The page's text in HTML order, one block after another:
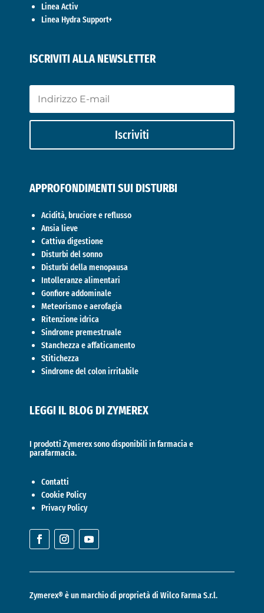
Linea Activ
Linea Hydra Support+
ISCRIVITI ALLA NEWSLETTER
Iscriviti
APPROFONDIMENTI SUI DISTURBI
Acidità, bruciore e reflusso
Ansia lieve
Cattiva digestione
Disturbi del sonno
Disturbi della menopausa
Intolleranze alimentari
Gonfiore addominale
Meteorismo e aerofagia
Ritenzione idrica
Sindrome premestruale
Stanchezza e affaticamento
Stitichezza
Sindrome del colon irritabile
LEGGI IL BLOG DI ZYMEREX
I prodotti Zymerex sono disponibili in farmacia e
parafarmacia.
Contatti
Cookie Policy
Privacy Policy
Zymerex® è un marchio di proprietà di Wilco Farma S.r.l.